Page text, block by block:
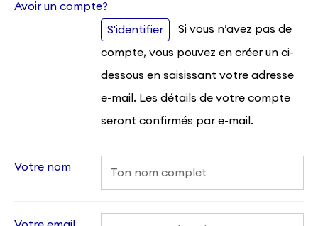
Avoir un compte?
S'identifier Si vous n’avez pas de
compte, vous pouvez en créer un ci-
dessous en saisissant votre adresse
e-mail. Les détails de votre compte
seront confirmés par e-mail.
Votre nom